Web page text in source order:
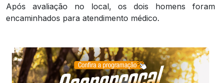
Após avaliação no local, os dois homens foram
encaminhados para atendimento médico.